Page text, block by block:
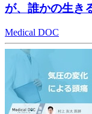
が、誰かの生き
Medical DOC